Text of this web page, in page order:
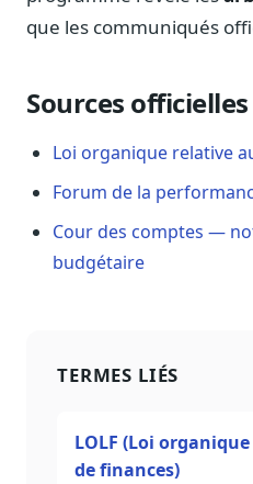
que les communiqués
Sources officielles
Loi organique relative
Forum de la
Cour des comptes —
budgétaire
TERMES LIÉS
LOLF (Loi
de finances)